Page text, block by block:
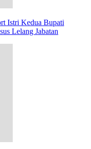
Istri Kedua Bupati
Lelang Jabatan